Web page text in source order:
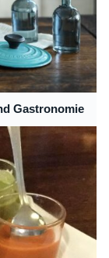
Gastronomie